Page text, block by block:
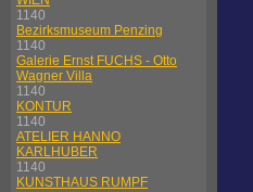
1140
Bezirksmuseum Penzing
1140
Galerie Ernst FUCHS - Otto
Wagner Villa
1140
KONTUR
1140
ATELIER HANNO
KARLHUBER
1140
KUNSTHAUS RUMPF